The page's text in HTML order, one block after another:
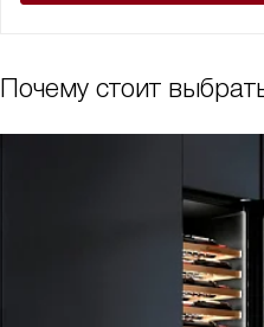
Почему стоит